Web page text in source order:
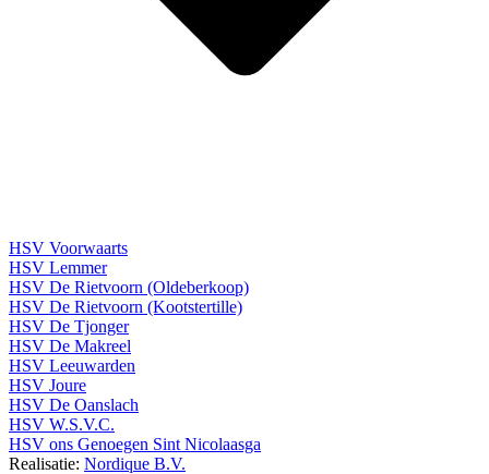
HSV Voorwaarts
HSV Lemmer
HSV De Rietvoorn (Oldeberkoop)
HSV De Rietvoorn (Kootstertille)
HSV De Tjonger
HSV De Makreel
HSV Leeuwarden
HSV Joure
HSV De Oanslach
HSV W.S.V.C.
HSV ons Genoegen Sint Nicolaasga
Realisatie: Nordique B.V.